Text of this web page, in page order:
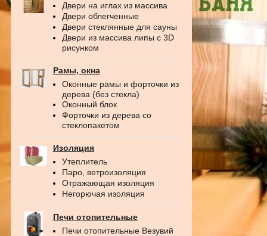
Двери на иглах из массива
Двери облегченные
Двери стеклянные для сауны
Двери из массива липы с 3D
рисунком
Рамы, окна
Оконные рамы и форточки из
дерева (без стекла)
Оконный блок
Форточки из дерева со
стеклопакетом
Изоляция
Утеплитель
Паро, ветроизоляция
Отражающая изоляция
Негорючая изоляция
Печи отопительные
Печи отопительные Везувий